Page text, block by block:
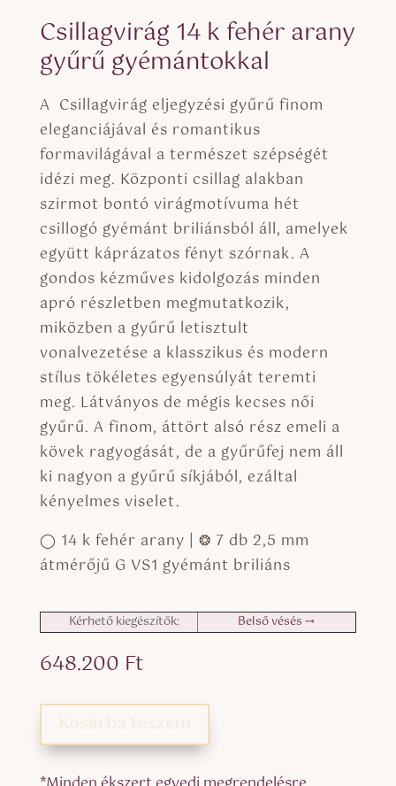
Csillagvirág 14 k fehér arany
gyűrű gyémántokkal
A Csillagvirág eljegyzési gyűrű finom
eleganciájával és romantikus
formavilágával a természet szépségét
idézi meg. Központi csillag alakban
szirmot bontó virágmotívuma hét
csillogó gyémánt briliánsból áll, amelyek
együtt káprázatos fényt szórnak. A
gondos kézműves kidolgozás minden
apró részletben megmutatkozik,
miközben a gyűrű letisztult
vonalvezetése a klasszikus és modern
stílus tökéletes egyensúlyát teremti
meg. Látványos de mégis kecses női
gyűrű. A finom, áttört alsó rész emeli a
kövek ragyogását, de a gyűrűfej nem áll
ki nagyon a gyűrű síkjából, ezáltal
kényelmes viselet.
◯ 14 k fehér arany | ❂ 7 db 2,5 mm
átmérőjű G VS1 gyémánt briliáns
Kérhető kiegészítők: Belső vésés ⤍
648.200 Ft